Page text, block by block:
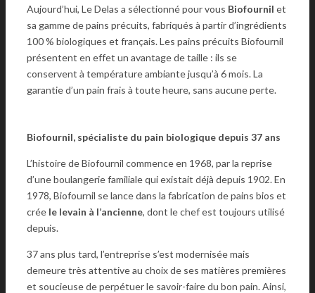
Aujourd’hui, Le Delas a sélectionné pour vous Biofournil et
sa gamme de pains précuits, fabriqués à partir d’ingrédients
100 % biologiques et français. Les pains précuits Biofournil
présentent en effet un avantage de taille : ils se
conservent à température ambiante jusqu’à 6 mois. La
garantie d’un pain frais à toute heure, sans aucune perte.
Biofournil, spécialiste du pain biologique depuis 37 ans
L’histoire de Biofournil commence en 1968, par la reprise
d’une boulangerie familiale qui existait déjà depuis 1902. En
1978, Biofournil se lance dans la fabrication de pains bios et
crée le levain à l’ancienne, dont le chef est toujours utilisé
depuis.
37 ans plus tard, l’entreprise s’est modernisée mais
demeure très attentive au choix de ses matières premières
et soucieuse de perpétuer le savoir-faire du bon pain. Ainsi,